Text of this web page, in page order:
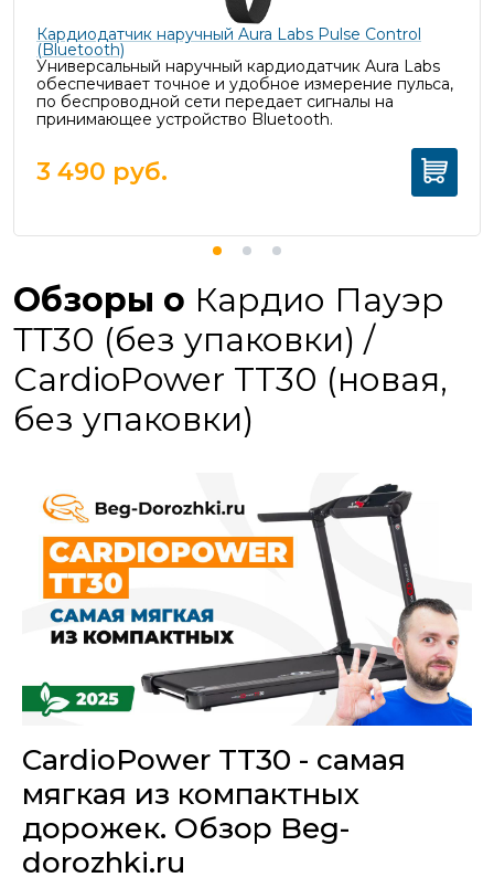
Кардиодатчик наручный Aura Labs Pulse Control
(Bluetooth)
Универсальный наручный кардиодатчик Aura Labs
обеспечивает точное и удобное измерение пульса,
по беспроводной сети передает сигналы на
принимающее устройство Bluetooth.
3 490 руб.
Обзоры о Кардио Пауэр
ТТ30 (без упаковки) /
CardioPower TT30 (новая,
без упаковки)
CardioPower TT30 - самая
мягкая из компактных
дорожек. Обзор Beg-
dorozhki.ru